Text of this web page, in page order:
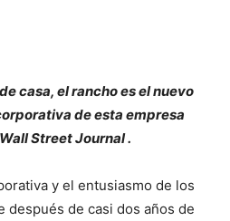
casa, el rancho es el nuevo
de esta empresa
Street Journal .
y el entusiasmo de los
después de casi dos años de